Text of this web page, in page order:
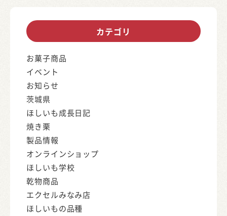
カテゴリ
お菓子商品
イベント
お知らせ
茨城県
ほしいも成長日記
焼き栗
製品情報
オンラインショップ
ほしいも学校
乾物商品
エクセルみなみ店
ほしいもの品種